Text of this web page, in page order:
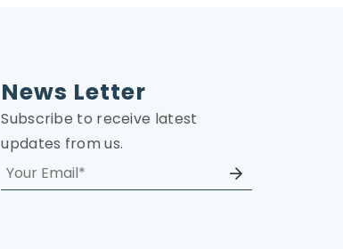
News Letter
Subscribe to receive latest
updates from us.